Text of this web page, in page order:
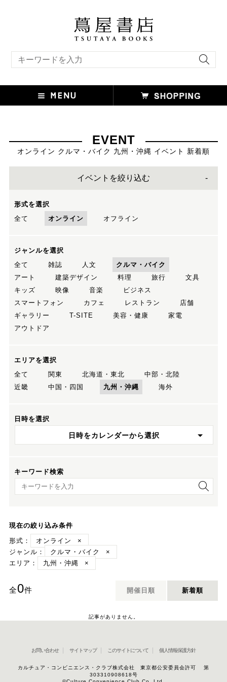
EVENT
オンライン クルマ・バイク 九州・沖縄 イベント 新着順
イベントを絞り込む
形式を選択
全て
オンライン オフライン
ジャンルを選択
全て
雑誌 人文
クルマ・バイク
アート
建築デザイン 料理 旅行
文具
キッズ
映像 音楽
ビジネス
スマートフォン
カフェ レストラン
店舗
ギャラリー
T-SITE 美容・健康
家電
アウトドア
エリアを選択
全て
関東 北海道・東北
中部・北陸
近畿
中国・四国 九州・沖縄 海外
日時を選択
日時をカレンダーから選択
キーワード検索
キーワード検索
現在の絞り込み条件
形式：
オンライン
×
ジャンル：
クルマ・バイク
×
エリア：
九州・沖縄 ×
全0件 開催日順 新着順
記事がありません。
お問い合わせ サイトマップ このサイトについて 個人情報保護方針
カルチュア・コンビニエンス・クラブ株式会社 東京都公安委員会許可 第
303310908618号